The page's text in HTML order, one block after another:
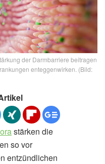
der Darmbarriere beitragen
enteggenwirken. (Bild:
stärken die
so vor
entzündlichen